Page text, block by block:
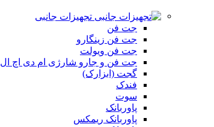
تجهیزات جانبی
جت فن
جت فن زینگارو
جت فن ویولت
جت فن و جارو شارژی ام دی اچ ال
گجت (ابزارک)
فندک
سوت
پاوربانک
پاوربانک ریمکس